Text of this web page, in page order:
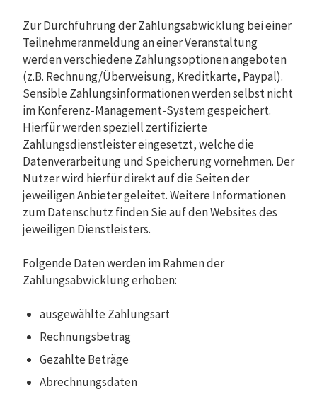
Zur Durchführung der Zahlungsabwicklung bei einer
Teilnehmeranmeldung an einer Veranstaltung
werden verschiedene Zahlungsoptionen angeboten
(z.B. Rechnung/Überweisung, Kreditkarte, Paypal).
Sensible Zahlungsinformationen werden selbst nicht
im Konferenz-Management-System gespeichert.
Hierfür werden speziell zertifizierte
Zahlungsdienstleister eingesetzt, welche die
Datenverarbeitung und Speicherung vornehmen. Der
Nutzer wird hierfür direkt auf die Seiten der
jeweiligen Anbieter geleitet. Weitere Informationen
zum Datenschutz finden Sie auf den Websites des
jeweiligen Dienstleisters.
Folgende Daten werden im Rahmen der
Zahlungsabwicklung erhoben:
ausgewählte Zahlungsart
Rechnungsbetrag
Gezahlte Beträge
Abrechnungsdaten